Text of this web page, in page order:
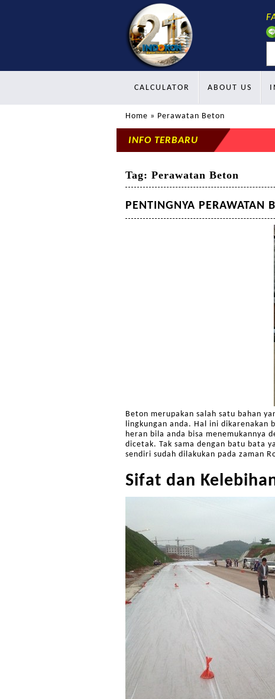
CALCULATOR ABOUT US
Home » Perawatan Beton
INFO TERBARU
Tag: Perawatan Beton
PENTINGNYA PERAWATAN
Beton merupakan salah satu bahan
lingkungan anda. Hal ini dikarenakan
heran bila anda bisa menemukannya
dicetak. Tak sama dengan batu bata
sendiri sudah dilakukan pada zaman
Sifat dan